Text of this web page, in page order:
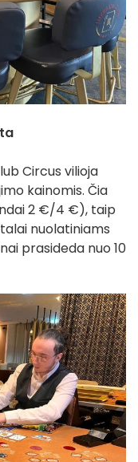
Circus vilioja
kainomis. Čia
2 €/4 €), taip
nuolatiniams
prasideda nuo 10